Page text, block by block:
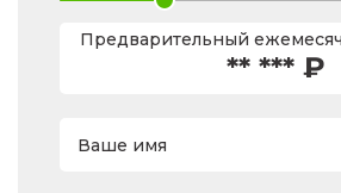
Предварительный
** *** ₽
Ваше имя